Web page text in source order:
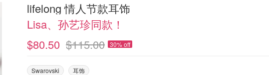
lifelong 情人节款耳饰
Lisa、孙艺珍同款！
$80.50 $115.00 30% off
Swarovski 耳饰